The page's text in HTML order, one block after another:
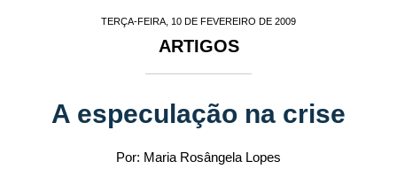
TERÇA-FEIRA, 10 DE FEVEREIRO DE 2009
ARTIGOS
A especulação na crise
Por: Maria Rosângela Lopes